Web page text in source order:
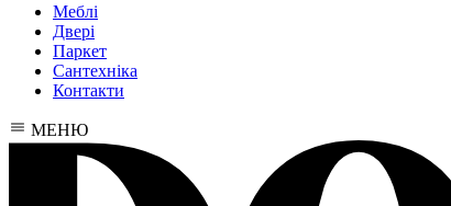
Меблі
Двері
Паркет
Сантехніка
Контакти
МЕНЮ